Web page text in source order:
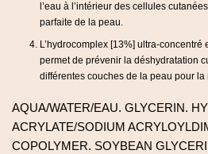
l’eau à l’intérieur des cellules
parfaite de la peau.
L’hydrocomplex [13%] ultra-
permet de prévenir la déshydratation
différentes couches de la peau pour la
AQUA/WATER/EAU. GLYCERIN.
ACRYLATE/SODIUM
COPOLYMER. SOYBEAN